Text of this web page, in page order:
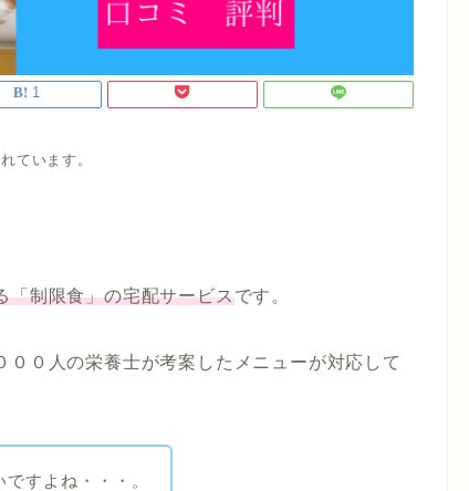
1
ています。
「制限食」の宅配サービスです。
０人の栄養士が考案したメニューが対応して
すよね・・・。